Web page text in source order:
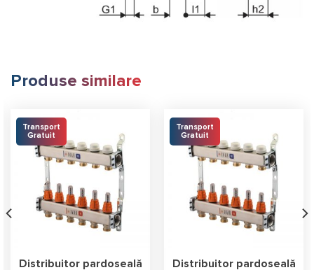
Produse similare
Transport
Gratuit
Distribuitor pardoseală
Transport
Gratuit
Distribuitor pardoseală